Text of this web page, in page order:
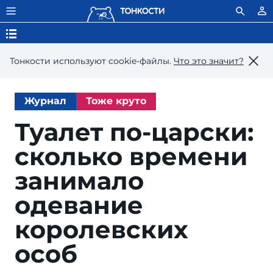
Тонкости используют сookie-файлы. Что это значит?
Журнал Тоже круто
Туалет по-царски:
сколько времени
занимало
одевание
королевских
особ